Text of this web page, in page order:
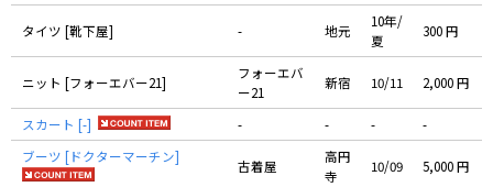
タイツ [靴下屋] - 地元
10年/
夏
300 円
ニット [フォーエバー21]
フォーエバ
ー21
新宿 10/11 2,000 円
スカート [-] - - -
-
ブーツ [ドクターマーチン]
古着屋
高円
寺
10/09 5,000 円